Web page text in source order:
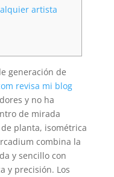
artista
generación de
revisa mi blog
y no ha
de mirada
planta, isométrica
combina la
y sencillo con
y precisión. Los